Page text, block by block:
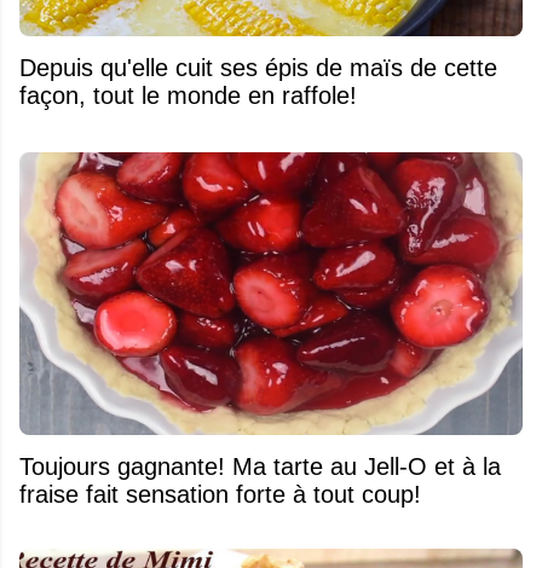
Depuis qu'elle cuit ses épis de maïs de cette
façon, tout le monde en raffole!
Toujours gagnante! Ma tarte au Jell-O et à la
fraise fait sensation forte à tout coup!